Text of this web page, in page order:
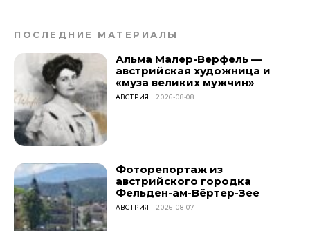
ПОСЛЕДНИЕ МАТЕРИАЛЫ
Альма Малер-Верфель —
австрийская художница и
«муза великих мужчин»
АВСТРИЯ 2026-08-08
Фоторепортаж из
австрийского городка
Фельден-ам-Вёртер-Зее
АВСТРИЯ 2026-08-07